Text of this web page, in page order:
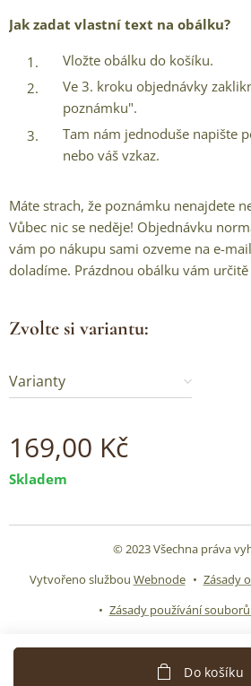
Jak zadat vlastní text na obálku?
Vložte obálku do košíku.
Ve 3. kroku objednávky
poznámku".
Tam nám jednoduše napište
nebo váš vzkaz.
Máte strach, že poznámku nenajdete
Vůbec nic se neděje! Objednávku
vám po nákupu sami ozveme na e-
doladíme. Prázdnou obálku vám
Zvolte si variantu:
Varianty
169,00 Kč
Skladem
Do košíku
© 2023 Všechna práva
Vytvořeno službou Webnode
Zásady
Zásady používání